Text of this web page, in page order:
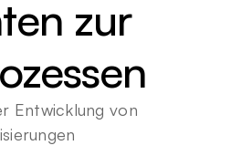
zur
Entwicklung von